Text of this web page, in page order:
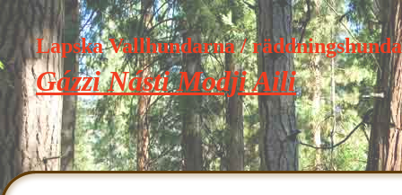
Lapska Vallhundarna /
Gázzi Násti Modji Aili